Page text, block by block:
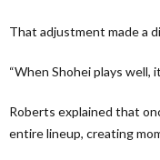
That adjustment made a
“When Shohei plays well,
Roberts explained that
entire lineup, creating